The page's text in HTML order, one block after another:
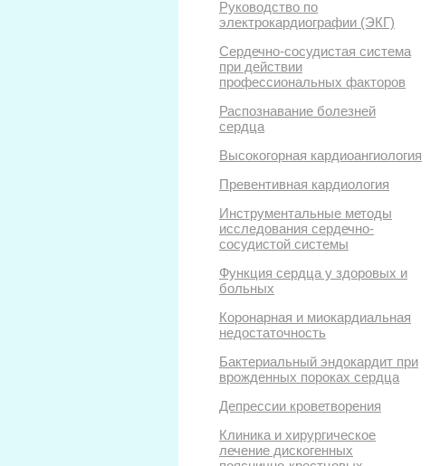
Руководство по
электрокардиографии (ЭКГ)
Сердечно-сосудистая система
при действии
профессиональных факторов
Распознавание болезней
сердца
Высокогорная кардиоангиология
Превентивная кардиология
Инструментальные методы
исследования сердечно-
сосудистой системы
Функция сердца у здоровых и
больных
Коронарная и миокардиальная
недостаточность
Бактериальный эндокардит при
врожденных пороках сердца
Депрессии кроветворения
Клиника и хирургическое
лечение дискогенных